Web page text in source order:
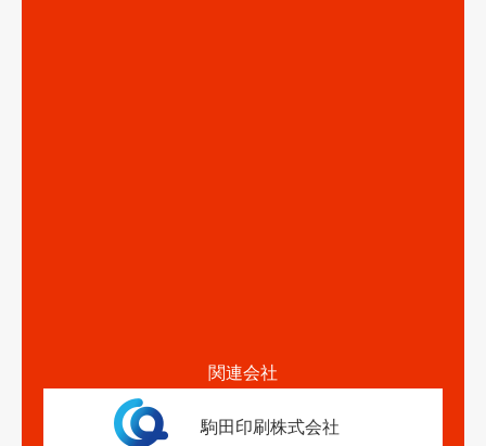
関連会社
駒田印刷株式会社